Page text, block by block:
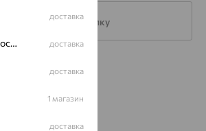
Подписаться на рассылку
доставка
Ардатов (рабочий поселок) доставка
доставка
1 магазин
доставка